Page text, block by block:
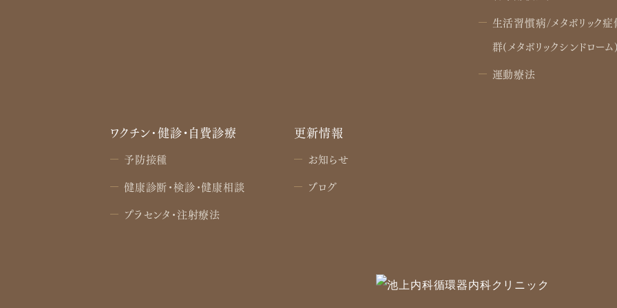
生活習慣病/メタボリック
群(メタボリックシンドロー
運動療法
ワクチン･健診・自費診療
予防接種
健康診断・検診・健康相談
プラセンタ・注射療法
更新情報
お知らせ
ブログ